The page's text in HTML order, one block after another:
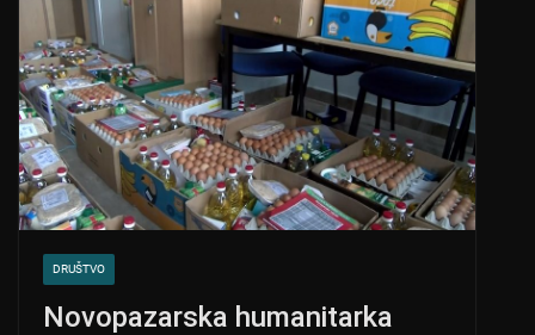
DRUŠTVO
Novopazarska humanitarka